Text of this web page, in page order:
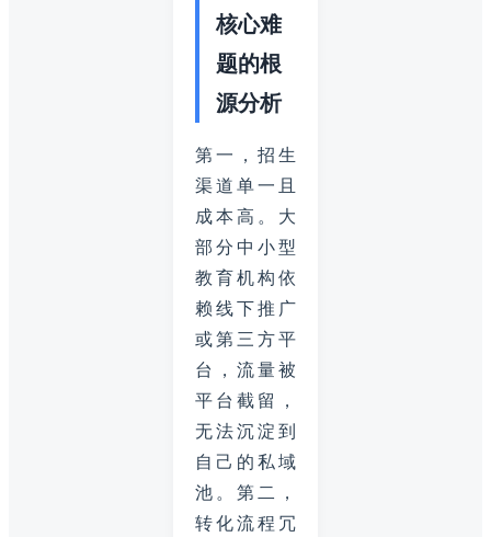
核心难
题的根
源分析
第一，招生
渠道单一且
成本高。大
部分中小型
教育机构依
赖线下推广
或第三方平
台，流量被
平台截留，
无法沉淀到
自己的私域
池。第二，
转化流程冗